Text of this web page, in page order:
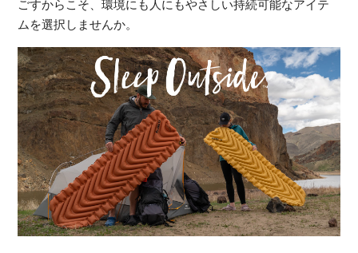
ごすからこそ、環境にも人にもやさしい持続可能なアイテ
ムを選択しませんか。